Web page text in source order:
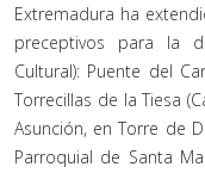
Extremadura ha
preceptivos para la
Cultural): Puente del
Torrecillas de la Tiesa
Asunción, en Torre de
Parroquial de Santa